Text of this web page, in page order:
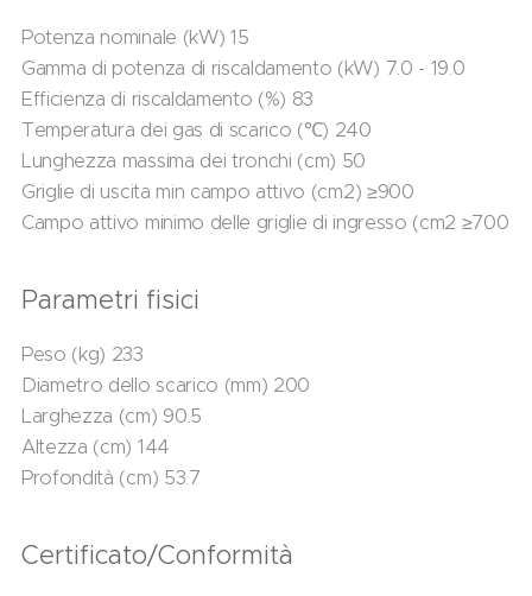
Potenza nominale (kW) 15
Gamma di potenza di riscaldamento (kW) 7.0 - 19.0
Efficienza di riscaldamento (%) 83
Temperatura dei gas di scarico (℃) 240
Lunghezza massima dei tronchi (cm) 50
Griglie di uscita min campo attivo (cm2) ≥900
Campo attivo minimo delle griglie di ingresso (cm2 ≥700
Parametri fisici
Peso (kg) 233
Diametro dello scarico (mm) 200
Larghezza (cm) 90.5
Altezza (cm) 144
Profondità (cm) 53.7
Certificato/Conformità